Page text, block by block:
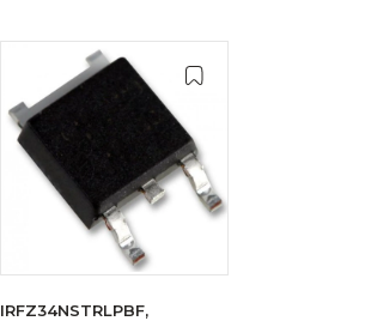
IRFZ34NSTRLPBF,